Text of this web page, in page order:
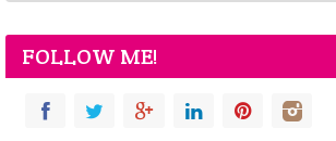
FOLLOW ME!